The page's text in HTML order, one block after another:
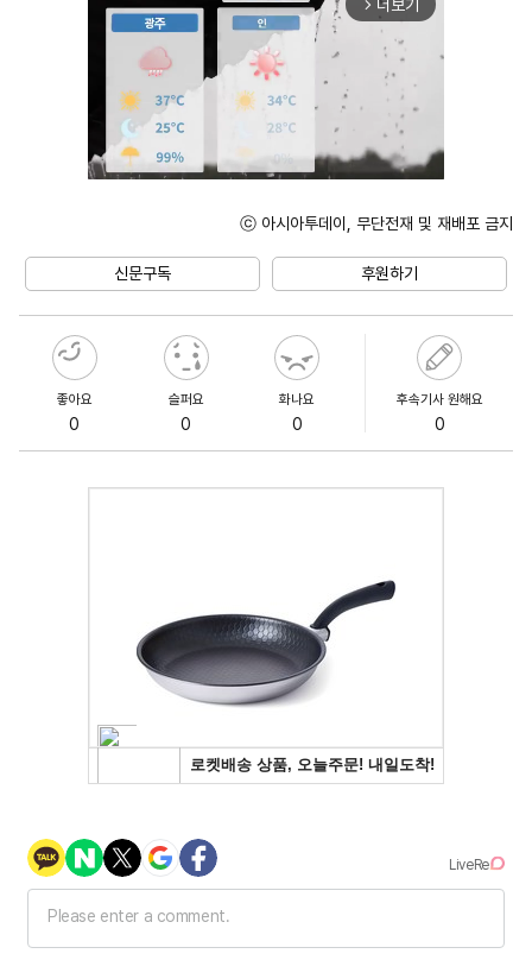
arrow_forward_ios 더보기
ⓒ 아시아투데이, 무단전재 및 재배포 금지
신문구독 후원하기
좋아요
0
슬퍼요
0
화나요
0
후속기사 원해요
0